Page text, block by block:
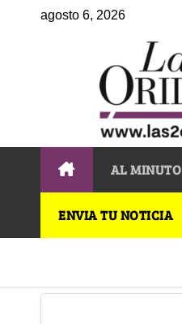
agosto 6, 2026
AL MINUTO
ENVIA TU NOTICIA